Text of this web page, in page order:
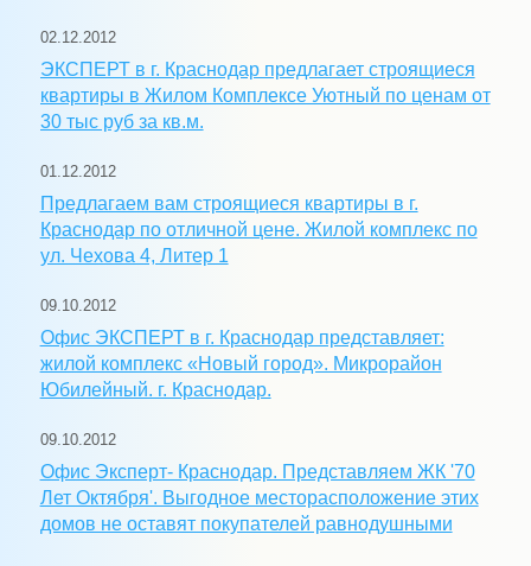
02.12.2012
ЭКСПЕРТ в г. Краснодар предлагает строящиеся
квартиры в Жилом Комплексе Уютный по ценам от
30 тыс руб за кв.м.
01.12.2012
Предлагаем вам строящиеся квартиры в г.
Краснодар по отличной цене. Жилой комплекс по
ул. Чехова 4, Литер 1
09.10.2012
Офис ЭКСПЕРТ в г. Краснодар представляет:
жилой комплекс «Новый город». Микрорайон
Юбилейный. г. Краснодар.
09.10.2012
Офис Эксперт- Краснодар. Представляем ЖК '70
Лет Октября'. Выгодное месторасположение этих
домов не оставят покупателей равнодушными